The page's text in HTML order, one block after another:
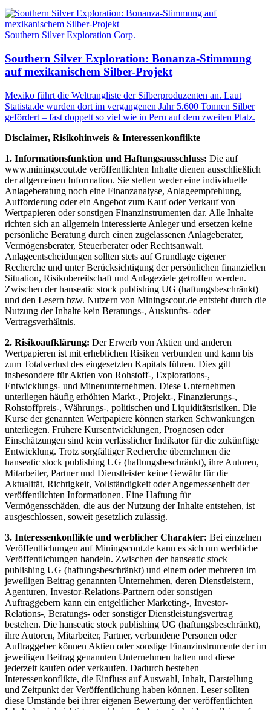
Southern Silver Exploration Corp.
Southern Silver Exploration: Bonanza-Stimmung
auf mexikanischem Silber-Projekt
Mexiko führt die Weltrangliste der Silberproduzenten an. Laut
Statista.de wurden dort im vergangenen Jahr 5.600 Tonnen Silber
gefördert – fast doppelt so viel wie in Peru auf dem zweiten Platz.
Disclaimer, Risikohinweis & Interessenkonflikte
1. Informationsfunktion und Haftungsausschluss: Die auf
www.miningscout.de veröffentlichten Inhalte dienen ausschließlich
der allgemeinen Information. Sie stellen weder eine individuelle
Anlageberatung noch eine Finanzanalyse, Anlageempfehlung,
Aufforderung oder ein Angebot zum Kauf oder Verkauf von
Wertpapieren oder sonstigen Finanzinstrumenten dar. Alle Inhalte
richten sich an allgemein interessierte Anleger und ersetzen keine
persönliche Beratung durch einen zugelassenen Anlageberater,
Vermögensberater, Steuerberater oder Rechtsanwalt.
Anlageentscheidungen sollten stets auf Grundlage eigener
Recherche und unter Berücksichtigung der persönlichen finanziellen
Situation, Risikobereitschaft und Anlageziele getroffen werden.
Zwischen der hanseatic stock publishing UG (haftungsbeschränkt)
und den Lesern bzw. Nutzern von Miningscout.de entsteht durch die
Nutzung der Inhalte kein Beratungs-, Auskunfts- oder
Vertragsverhältnis.
2. Risikoaufklärung: Der Erwerb von Aktien und anderen
Wertpapieren ist mit erheblichen Risiken verbunden und kann bis
zum Totalverlust des eingesetzten Kapitals führen. Dies gilt
insbesondere für Aktien von Rohstoff-, Explorations-,
Entwicklungs- und Minenunternehmen. Diese Unternehmen
unterliegen häufig erhöhten Markt-, Projekt-, Finanzierungs-,
Rohstoffpreis-, Währungs-, politischen und Liquiditätsrisiken. Die
Kurse der genannten Wertpapiere können starken Schwankungen
unterliegen. Frühere Kursentwicklungen, Prognosen oder
Einschätzungen sind kein verlässlicher Indikator für die zukünftige
Entwicklung. Trotz sorgfältiger Recherche übernehmen die
hanseatic stock publishing UG (haftungsbeschränkt), ihre Autoren,
Mitarbeiter, Partner und Dienstleister keine Gewähr für die
Aktualität, Richtigkeit, Vollständigkeit oder Angemessenheit der
veröffentlichten Informationen. Eine Haftung für
Vermögensschäden, die aus der Nutzung der Inhalte entstehen, ist
ausgeschlossen, soweit gesetzlich zulässig.
3. Interessenkonflikte und werblicher Charakter: Bei einzelnen
Veröffentlichungen auf Miningscout.de kann es sich um werbliche
Veröffentlichungen handeln. Zwischen der hanseatic stock
publishing UG (haftungsbeschränkt) und einem oder mehreren im
jeweiligen Beitrag genannten Unternehmen, deren Dienstleistern,
Agenturen, Investor-Relations-Partnern oder sonstigen
Auftraggebern kann ein entgeltlicher Marketing-, Investor-
Relations-, Beratungs- oder sonstiger Dienstleistungsvertrag
bestehen. Die hanseatic stock publishing UG (haftungsbeschränkt),
ihre Autoren, Mitarbeiter, Partner, verbundene Personen oder
Auftraggeber können Aktien oder sonstige Finanzinstrumente der im
jeweiligen Beitrag genannten Unternehmen halten und diese
jederzeit kaufen oder verkaufen. Dadurch bestehen
Interessenkonflikte, die Einfluss auf Auswahl, Inhalt, Darstellung
und Zeitpunkt der Veröffentlichung haben können. Leser sollten
diese Umstände bei ihrer eigenen Bewertung der veröffentlichten